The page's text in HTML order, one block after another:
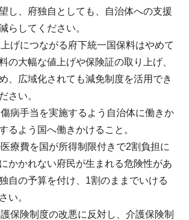
し、府独自としても、自治体への支援
らしてください。
げにつながる府下統一国保料はやめて
の大幅な値上げや保険証の取り上げ、
、広域化されても減免制度を活用でき
さい。
病手当を実施するよう自治体に働きか
るよう国へ働きかけること。
療費を国が所得制限付きで2割負担に
かかれない府民が生まれる危険性があ
自の予算を付け、1割のままでいける
い。
保険制度の改悪に反対し、介護保険制